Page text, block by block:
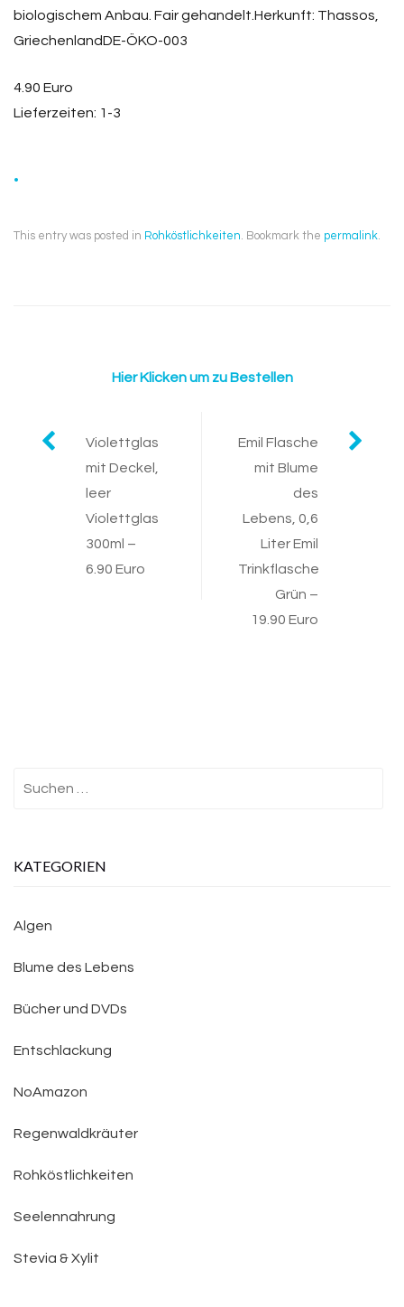
biologischem Anbau. Fair gehandelt.Herkunft: Thassos,
GriechenlandDE-ÖKO-003
4.90 Euro
Lieferzeiten: 1-3
.
This entry was posted in Rohköstlichkeiten. Bookmark the permalink.
Hier Klicken um zu Bestellen
Post
navigation
Violettglas
mit Deckel,
leer
Violettglas
300ml –
6.90 Euro
Emil Flasche
mit Blume
des
Lebens, 0,6
Liter Emil
Trinkflasche
Grün –
19.90 Euro
KATEGORIEN
Algen
Blume des Lebens
Bücher und DVDs
Entschlackung
NoAmazon
Regenwaldkräuter
Rohköstlichkeiten
Seelennahrung
Stevia & Xylit